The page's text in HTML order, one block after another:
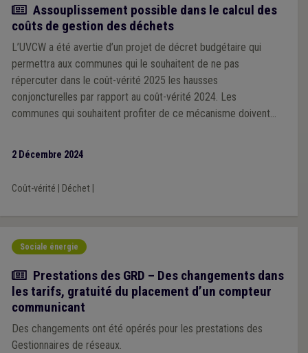
Actualité
Assouplissement possible dans le calcul des
coûts de gestion des déchets
L’UVCW a été avertie d’un projet de décret budgétaire qui
permettra aux communes qui le souhaitent de ne pas
répercuter dans le coût-vérité 2025 les hausses
conjoncturelles par rapport au coût-vérité 2024. Les
communes qui souhaitent profiter de ce mécanisme doivent
2 Décembre 2024
Coût-vérité Déchet|
Sociale énergie
Actualité
Prestations des GRD – Des changements dans
les tarifs, gratuité du placement d’un compteur
communicant
Des changements ont été opérés pour les prestations des
Gestionnaires de réseaux.